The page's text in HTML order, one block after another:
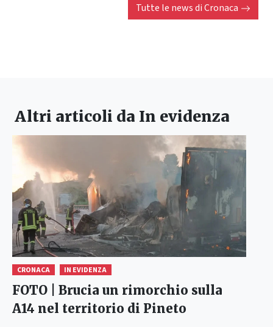
Tutte le news diCronaca
Altri articoli da In evidenza
CRONACA IN EVIDENZA
FOTO | Brucia un rimorchio sulla
A14 nel territorio di Pineto